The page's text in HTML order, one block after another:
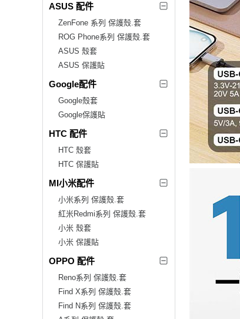
ASUS 配件
ZenFone 系列 保護殼.套
ROG Phone系列 保護殼.套
ASUS 殼套
ASUS 保護貼
Google配件
Google殼套
Google保護貼
HTC 配件
HTC 殼套
HTC 保護貼
MI小米配件
小米系列 保護殼.套
紅米Redmi系列 保護殼.套
小米 殼套
小米 保護貼
OPPO 配件
Reno系列 保護殼.套
Find X系列 保護殼.套
Find N系列 保護殼.套